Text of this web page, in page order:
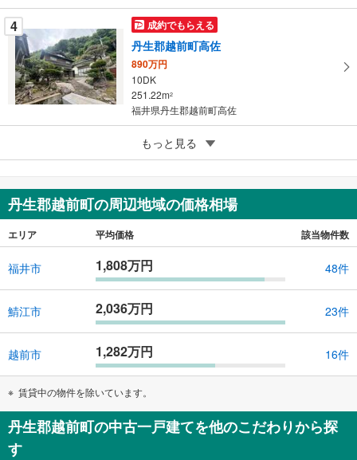
4 成約でもらえる
丹生郡越前町高佐
890万円
10DK
251.22m2
福井県丹生郡越前町高佐
成約でもらえる
丹生郡越前町織田
3SLDK
127.15m2
もっと見る
丹生郡越前町の周辺地域の価格相場
エリア 平均価格 該当物件数
福井市 1,808万円 48件
鯖江市 2,036万円 23件
越前市 1,282万円 16件
賃貸中の物件を除いています。
丹生郡越前町の中古一戸建てを他のこだわりから探
す